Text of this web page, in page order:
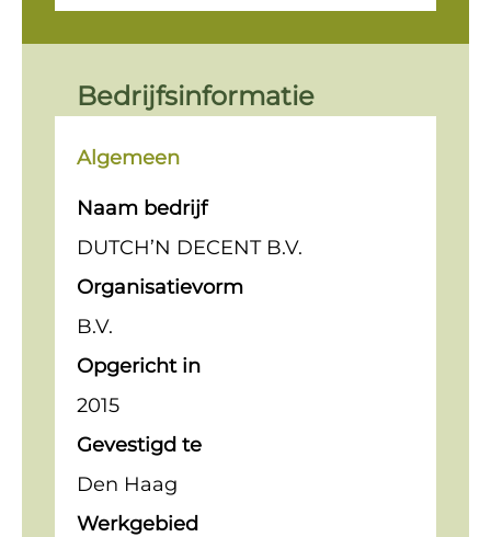
Bedrijfsinformatie
Algemeen
Naam bedrijf
DUTCH’N DECENT B.V.
Organisatievorm
B.V.
Opgericht in
2015
Gevestigd te
Den Haag
Werkgebied